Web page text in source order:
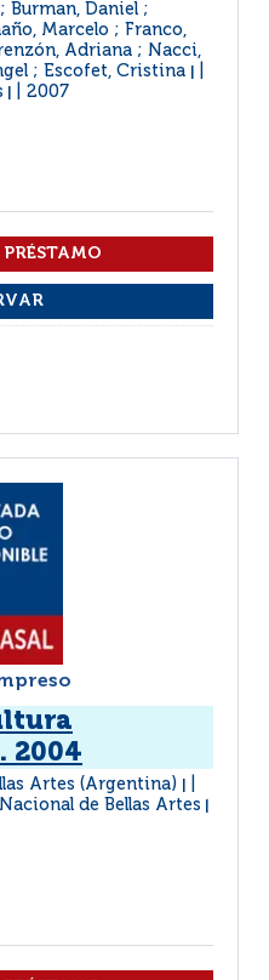
Burman, Daniel ;
Marcelo ; Franco,
Adriana ; Nacci,
; Escofet, Cristina
2007
2004
Artes (Argentina)
de Bellas Artes